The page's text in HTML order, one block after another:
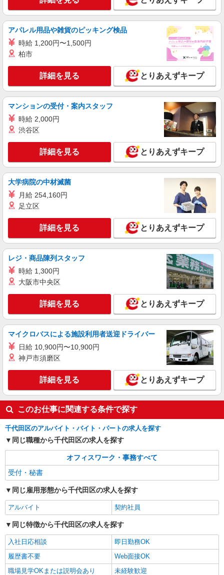
秘書
月給291600円 ★交通費規定に基づき交通費支
給
東京都千代田区（溜池山王駅）
詳細を見る
株式会社パソナ・東京キャリアセンター/KT6001177662
秘書/一般事務
月給303800円 ★交通費規定に基づき交通費支
東京都千代田区（東京メトロ千代田線二重橋前
駅）
キープ 詳細を見る
派遣社員
株式会社パソナ・東京キャリアセンター/KT6001178866
月給285600円 ★交通費規定に基づき交通費支
東京都千代田区（秋葉原駅）
キープ 詳細を見る
株式会社パソナ・東京キャリアセンター/KT6001175408
秘書/一般事務
月給284900円 ★交通費規定に基づき交通費支
給
東京都千代田区（大手町駅）
キープ 詳細を見る
アパレル用品や雑貨のピッキング検品
時給 1,200円〜1,500円
柏市
詳細を見る とりあえずキープ
マンションの受付・案内スタッフ
時給 2,000円
渋谷区
詳細を見る とりあえずキープ
大学病院の中材滅菌
月給 254,160円
足立区
詳細を見る とりあえずキープ
レジ・商品陳列スタッフ
時給 1,300円
大阪市中央区
詳細を見る とりあえずキープ
マイクロバスによる施設利用者送迎ドライバー
日給 10,900円〜10,900円
神戸市須磨区
詳細を見る とりあえずキープ
このお仕事に関連する条件で探す
千代田区のアルバイト・バイト・パートの求人を探す
同じ職種から千代田区の求人を探す
オフィスワーク・事務すべて
受付・秘書
同じ雇用形態から千代田区の求人を探す
アルバイト 契約社員
同じ特徴から千代田区の求人を探す
入社日応相談
即日勤務OK
履歴書不要
Web面接OK
職場見学OKまたは説明会あり
未経験歓迎